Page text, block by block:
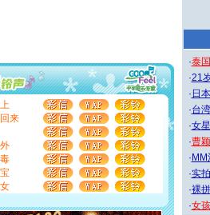
五千万：千万快乐！千万要健康！千万
足！千万不要忘记我！
的日子才会想起你,而是这样的日子才
你,告诉你,圣诞要快乐!新年要快乐!天天
祝福的心,在这个特别的日子里,愿幸福,
切美好的祝愿与你同在.圣诞快乐!
触电；看不到你我要充电；没有你我会
业，想你是我事业，抱你是我特长，吻
之恋祝你新年快乐
我许三个愿望，一是今生今世和你在一
来
·泰
·21
· 日
·台
·女
·曹
·
·实
·裸
·女